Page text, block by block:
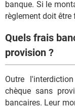
banque. Si le
règlement doit
Quels frais
provision ?
Outre
chèque sans
bancaires. Leur